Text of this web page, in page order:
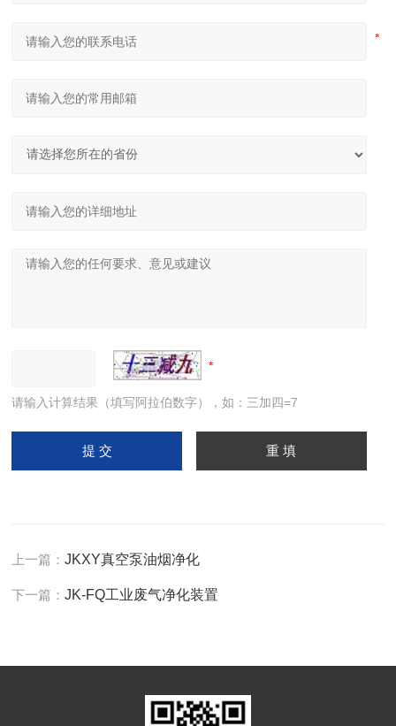
请输入计算结果（填写阿拉伯数字），如：三加四=7
上一篇：JKXY真空泵油烟净化
下一篇：JK-FQ工业废气净化装置